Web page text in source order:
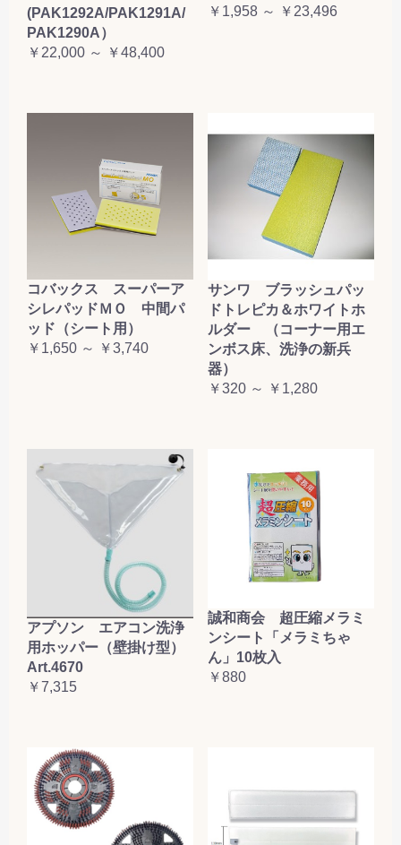
(PAK1292A/PAK1291A/
PAK1290A）
￥22,000 ～ ￥48,400
￥1,958 ～ ￥23,496
コバックス スーパーア
シレパッドＭＯ 中間パ
ッド（シート用）
￥1,650 ～ ￥3,740
サンワ ブラッシュパッ
ドトレピカ＆ホワイトホ
ルダー （コーナー用エ
ンボス床、洗浄の新兵
器）
￥320 ～ ￥1,280
アプソン エアコン洗浄
用ホッパー（壁掛け型）
Art.4670
￥7,315
誠和商会 超圧縮メラミ
ンシート「メラミちゃ
ん」10枚入
￥880